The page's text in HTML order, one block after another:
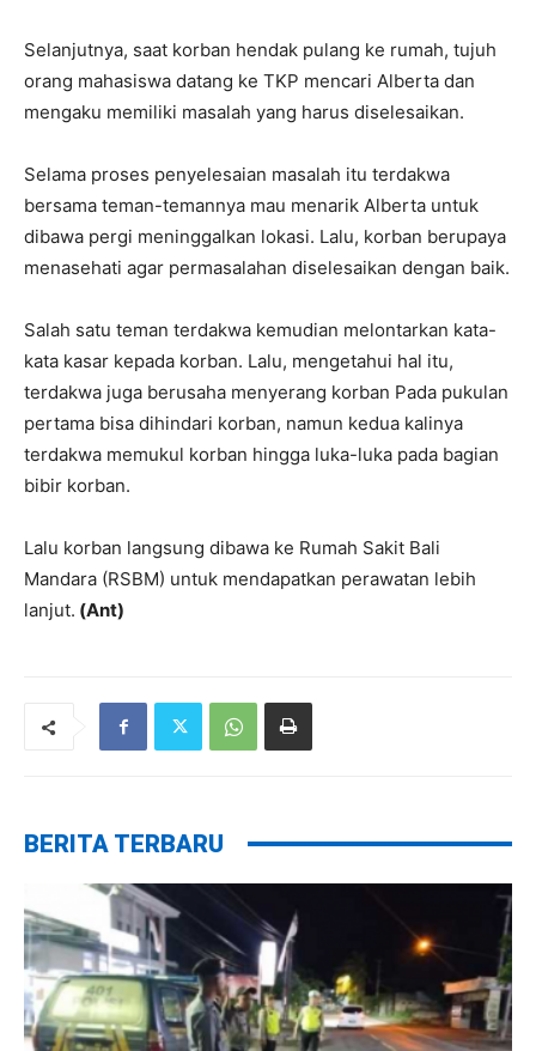
Selanjutnya, saat korban hendak pulang ke rumah, tujuh
orang mahasiswa datang ke TKP mencari Alberta dan
mengaku memiliki masalah yang harus diselesaikan.
Selama proses penyelesaian masalah itu terdakwa
bersama teman-temannya mau menarik Alberta untuk
dibawa pergi meninggalkan lokasi. Lalu, korban berupaya
menasehati agar permasalahan diselesaikan dengan baik.
Salah satu teman terdakwa kemudian melontarkan kata-
kata kasar kepada korban. Lalu, mengetahui hal itu,
terdakwa juga berusaha menyerang korban Pada pukulan
pertama bisa dihindari korban, namun kedua kalinya
terdakwa memukul korban hingga luka-luka pada bagian
bibir korban.
Lalu korban langsung dibawa ke Rumah Sakit Bali
Mandara (RSBM) untuk mendapatkan perawatan lebih
lanjut. (Ant)
BERITA TERBARU